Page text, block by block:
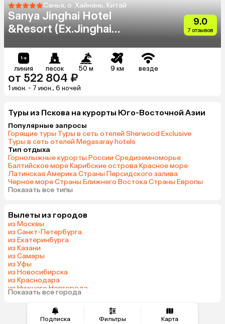
Подписка Фильтры Карта
Санья, о. Хайнань, Китай
Sanya Jinghai Hotel
&Resort (Ex.Jinghai
9.0
7 отзывов
линия песок 50 м 9 км везде
от 522 804 ₽
1 июн. - 7 июн., 6 ночей
Туры из Пскова на курорты Юго-Восточной Азии
Популярные запросы
Горящие туры·Туры в сеть отелей Sherwood Exclusive·
Туры в сеть отелей Megasaray hotels
Тип отдыха
Горнолыжные курорты России·Средиземноморье·
Балтийское море·Карибские острова·Красное море·
Латинская Америка·Страны Персидского залива·
Черное море·Страны Ближнего Востока·Страны Европы·
Показать все типы
Вылеты из городов
из Москвы
из Санкт-Петербурга
из Екатеринбурга
из Казани
из Самары
из Уфы
из Новосибирска
из Краснодара
из Нижнего Новгорода
из Перми
Показать все города